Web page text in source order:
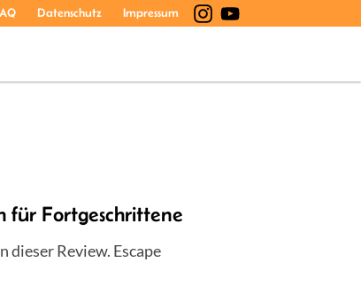
Datenschutz Impressum
für Fortgeschrittene
dieser Review. Escape